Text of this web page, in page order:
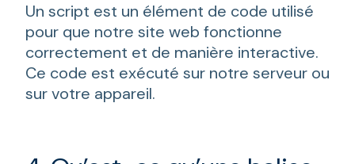
Un script est un élément de code utilisé
pour que notre site web fonctionne
correctement et de manière interactive.
Ce code est exécuté sur notre serveur ou
sur votre appareil.